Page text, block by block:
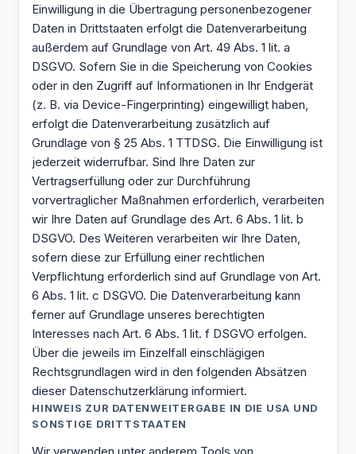
Einwilligung in die Übertragung personenbezogener
Daten in Drittstaaten erfolgt die Datenverarbeitung
außerdem auf Grundlage von Art. 49 Abs. 1 lit. a
DSGVO. Sofern Sie in die Speicherung von Cookies
oder in den Zugriff auf Informationen in Ihr Endgerät
(z. B. via Device-Fingerprinting) eingewilligt haben,
erfolgt die Datenverarbeitung zusätzlich auf
Grundlage von § 25 Abs. 1 TTDSG. Die Einwilligung ist
jederzeit widerrufbar. Sind Ihre Daten zur
Vertragserfüllung oder zur Durchführung
vorvertraglicher Maßnahmen erforderlich, verarbeiten
wir Ihre Daten auf Grundlage des Art. 6 Abs. 1 lit. b
DSGVO. Des Weiteren verarbeiten wir Ihre Daten,
sofern diese zur Erfüllung einer rechtlichen
Verpflichtung erforderlich sind auf Grundlage von Art.
6 Abs. 1 lit. c DSGVO. Die Datenverarbeitung kann
ferner auf Grundlage unseres berechtigten
Interesses nach Art. 6 Abs. 1 lit. f DSGVO erfolgen.
Über die jeweils im Einzelfall einschlägigen
Rechtsgrundlagen wird in den folgenden Absätzen
dieser Datenschutzerklärung informiert.
HINWEIS ZUR DATENWEITERGABE IN DIE USA UND
SONSTIGE DRITTSTAATEN